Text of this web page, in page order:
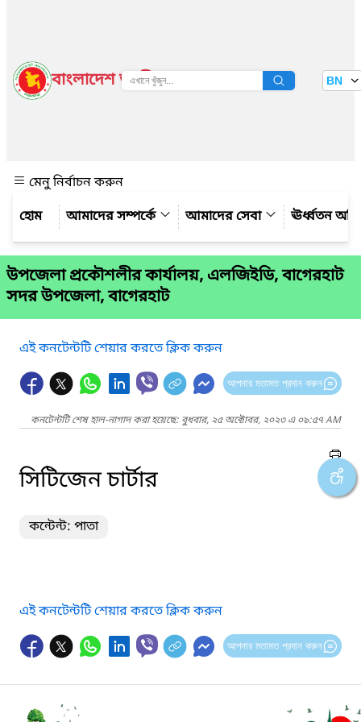
বাংলাদেশ জাতীয় তথ্য বাতায়ন BN
মেনু নির্বাচন করুন
আমাদের সম্পর্কে
আমাদের সেবা ঊর্ধ্বতন
উপজেলা প্রকৌশলীর কার্যালয়, এলজিইডি, বাগেরহাট
সদর উপজেলা, বাগেরহাট
এই কনটেন্টটি শেয়ার করতে ক্লিক করুন
আপনার মতামত প্রদান করুন
কনটেন্টটি শেষ হাল-নাগাদ করা হয়েছে: বুধবার, ২৫ অক্টোবর, ২০২৩ এ ০৯:৫৭ AM
সিটিজেন চার্টার
কন্টেন্ট: পাতা
এই কনটেন্টটি শেয়ার করতে ক্লিক করুন
আপনার মতামত প্রদান করুন